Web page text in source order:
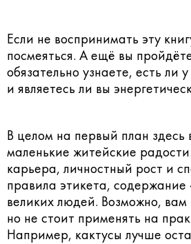
Если не воспринимать эту
посмеяться. А ещё вы
обязательно узнаете, есть ли
и являетесь ли вы
В целом на первый план
маленькие житейские
карьера, личностный рост и
правила этикета,
великих людей. Возможно, вам
но не стоит применять на
Например, кактусы лучше